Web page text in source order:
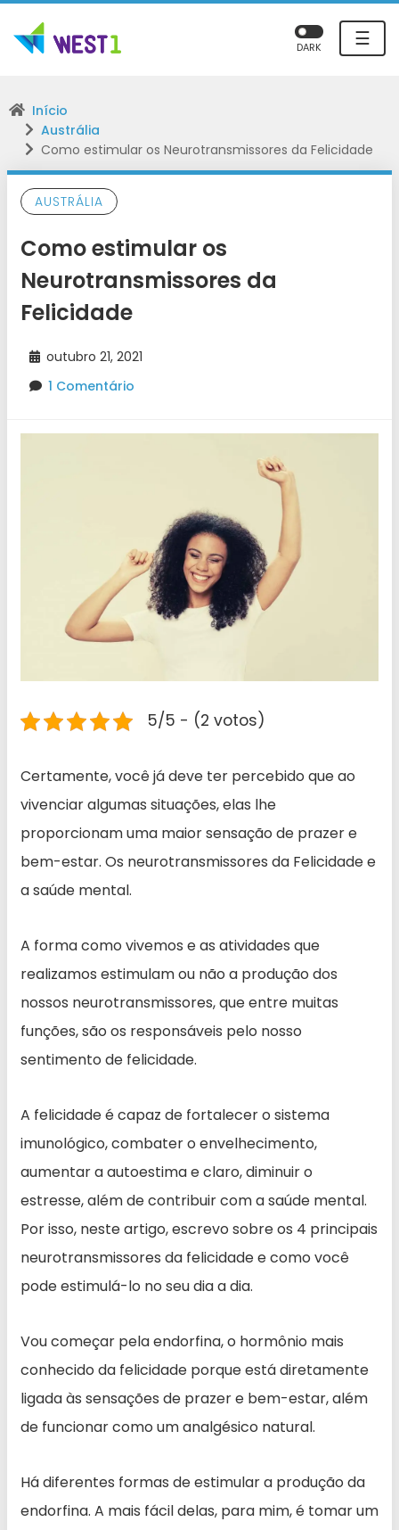
☰
DARK
Início
Austrália
Como estimular os Neurotransmissores da Felicidade
AUSTRÁLIA
Como estimular os
Neurotransmissores da
Felicidade
outubro 21, 2021
1 Comentário
5/5 - (2 votos)
Certamente, você já deve ter percebido que ao
vivenciar algumas situações, elas lhe
proporcionam uma maior sensação de prazer e
bem-estar. Os neurotransmissores da Felicidade e
a saúde mental.
A forma como vivemos e as atividades que
realizamos estimulam ou não a produção dos
nossos neurotransmissores, que entre muitas
funções, são os responsáveis pelo nosso
sentimento de felicidade.
A felicidade é capaz de fortalecer o sistema
imunológico, combater o envelhecimento,
aumentar a autoestima e claro, diminuir o
estresse, além de contribuir com a saúde mental.
Por isso, neste artigo, escrevo sobre os 4 principais
neurotransmissores da felicidade e como você
pode estimulá-lo no seu dia a dia.
Vou começar pela endorfina, o hormônio mais
conhecido da felicidade porque está diretamente
ligada às sensações de prazer e bem-estar, além
de funcionar como um analgésico natural.
Há diferentes formas de estimular a produção da
endorfina. A mais fácil delas, para mim, é tomar um